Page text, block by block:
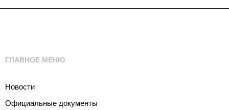
ГЛАВНОЕ МЕНЮ
Новости
Официальные документы